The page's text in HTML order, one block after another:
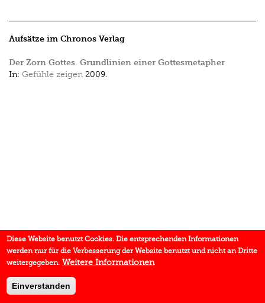
Aufsätze im Chronos Verlag
Der Zorn Gottes. Grundlinien einer Gottesmetapher
In: Gefühle zeigen 2009.
Diese Website benutzt Cookies. Die entsprechenden Informationen
werden nur für die Verbesserung der Website benutzt und nicht an Dritte
weitergegeben. Weitere Informationen
Einverstanden